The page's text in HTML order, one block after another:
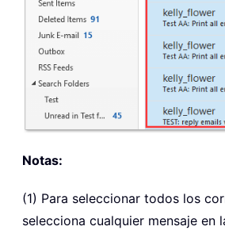
Notas:
(1) Para seleccionar todos los
selecciona cualquier mensaje en